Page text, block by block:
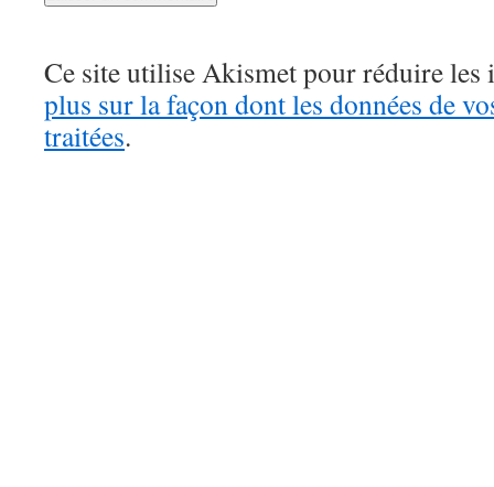
Ce site utilise Akismet pour réduire les
plus sur la façon dont les données de
traitées.